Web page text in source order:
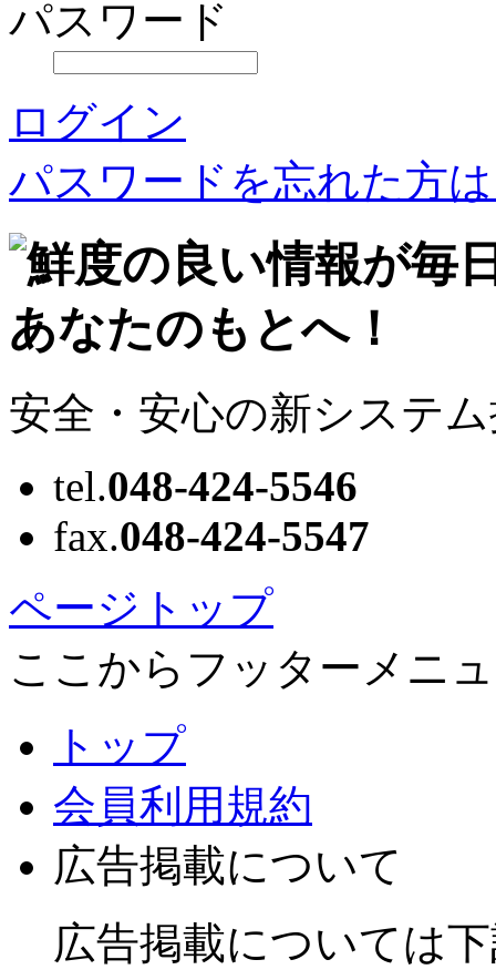
パスワード
ログイン
パスワードを忘れた方
安全・安心の新システ
tel.048-424-5546
fax.048-424-5547
ページトップ
ここからフッターメニ
トップ
会員利用規約
広告掲載について
広告掲載については